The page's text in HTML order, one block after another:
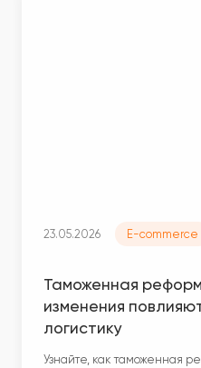
23.05.2026 E-commerce
Таможенная
изменения
логистику
Узнайте, как таможенная